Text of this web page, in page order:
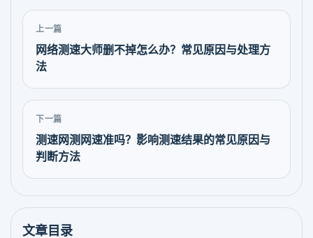
上一篇
网络测速大师删不掉怎么办？常见原因与处理方
法
下一篇
测速网测网速准吗？影响测速结果的常见原因与
判断方法
文章目录